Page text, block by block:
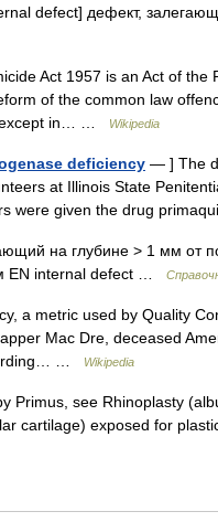
defect] дефект,
Act 1957 is an Act of the
of the common law
(except in… …
Wikipedia
deficiency — ] The
at Illinois State
were given the drug
на глубине > 1 мм от
EN internal defect …
a metric used by Quality
Mac Dre, deceased
…
Wikipedia
Primus, see Rhinoplasty
cartilage) exposed for